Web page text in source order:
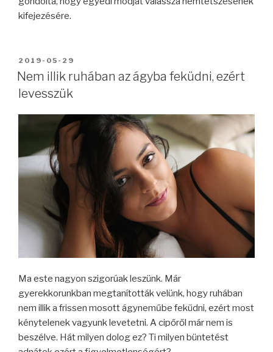
kifejezésére.
BEKÜLDVE:
2019-05-29
Nem illik ruhában az ágyba feküdni, ezért
levesszük
Ma este nagyon szigorúak leszünk. Már
gyerekkorunkban megtanították velünk, hogy ruhában
nem illik a frissen mosott ágyneműbe feküdni, ezért most
kénytelenek vagyunk levetetni. A cipőről már nem is
beszélve. Hát milyen dolog ez? Ti milyen büntetést